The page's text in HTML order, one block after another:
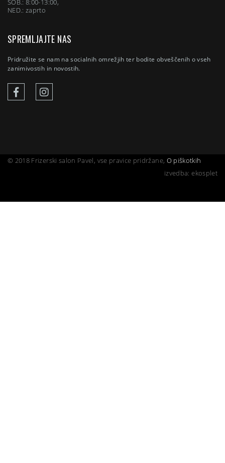
SOB.: 8:00-13:00,
NED.: zaprto
SPREMLJAJTE NAS
Pridružite se nam na socialnih omrežjih ter bodite obveščenih o vseh
zanimivostih in novostih.
© 2018 Frizerski salon Pavel, vse pravice pridržane, O piškotkih
izvedba: ekosplet